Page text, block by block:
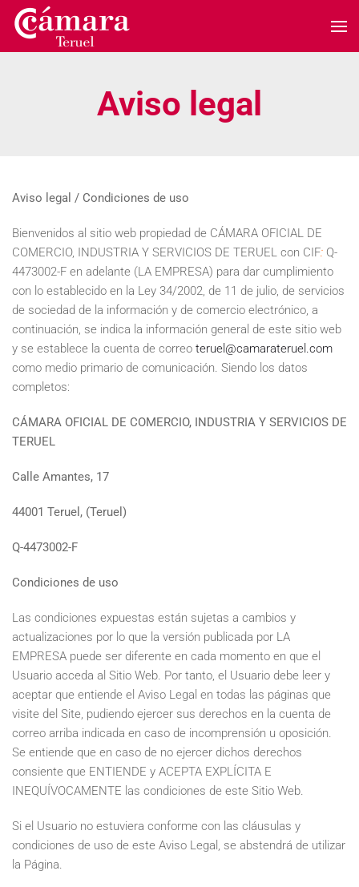
Skip to main content
Aviso legal
Aviso legal / Condiciones de uso
Bienvenidos al sitio web propiedad de CÁMARA OFICIAL DE
COMERCIO, INDUSTRIA Y SERVICIOS DE TERUEL con CIF: Q-
4473002-F en adelante (LA EMPRESA) para dar cumplimiento
con lo establecido en la Ley 34/2002, de 11 de julio, de servicios
de sociedad de la información y de comercio electrónico, a
continuación, se indica la información general de este sitio web
y se establece la cuenta de correo teruel@camarateruel.com
como medio primario de comunicación. Siendo los datos
completos:
CÁMARA OFICIAL DE COMERCIO, INDUSTRIA Y SERVICIOS DE
TERUEL
Calle Amantes, 17
44001 Teruel, (Teruel)
Q-4473002-F
Condiciones de uso
Las condiciones expuestas están sujetas a cambios y
actualizaciones por lo que la versión publicada por LA
EMPRESA puede ser diferente en cada momento en que el
Usuario acceda al Sitio Web. Por tanto, el Usuario debe leer y
aceptar que entiende el Aviso Legal en todas las páginas que
visite del Site, pudiendo ejercer sus derechos en la cuenta de
correo arriba indicada en caso de incomprensión u oposición.
Se entiende que en caso de no ejercer dichos derechos
consiente que ENTIENDE y ACEPTA EXPLÍCITA E
INEQUÍVOCAMENTE las condiciones de este Sitio Web.
Si el Usuario no estuviera conforme con las cláusulas y
condiciones de uso de este Aviso Legal, se abstendrá de utilizar
la Página.